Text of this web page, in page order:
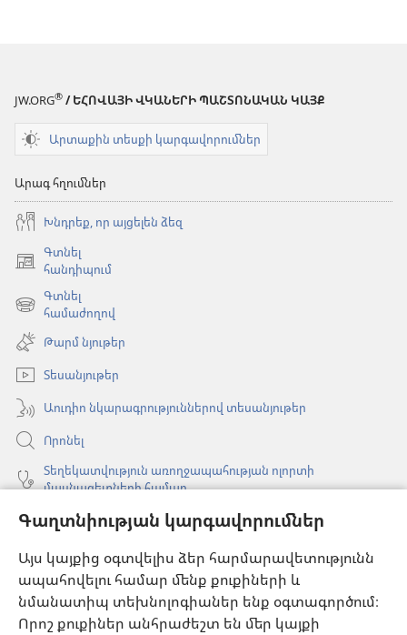
Գաղտնիության կարգավորումներ
Այս կայքից օգտվելիս ձեր հարմարավետությունն
ապահովելու համար մենք քուքիների և
նմանատիպ տեխնոլոգիաներ ենք օգտագործում։
Որոշ քուքիներ անհրաժեշտ են մեր կայքի
JW.ORG® / ԵՀՈՎԱՅԻ ՎԿԱՆԵՐԻ ՊԱՇՏՈՆԱԿԱՆ ԿԱՅՔ
Արտաքին տեսքի կարգավորումներ
Արագ հղումներ
Խնդրեք, որ այցելեն ձեզ
Գտնել
հանդիպում
(բացվում
նոր
պատուհան)
Գտնել
համաժողով
(բացվում
նոր
պատուհան)
Թարմ նյութեր
Տեսանյութեր
Աուդիո նկարագրություններով տեսանյութեր
Որոնել
Տեղեկատվություն առողջապահության ոլորտի
մասնագետների համար
Գլոբալ հաղորդակցություն
Օգնություն
Նվիրատվություններ
(բացվում
է